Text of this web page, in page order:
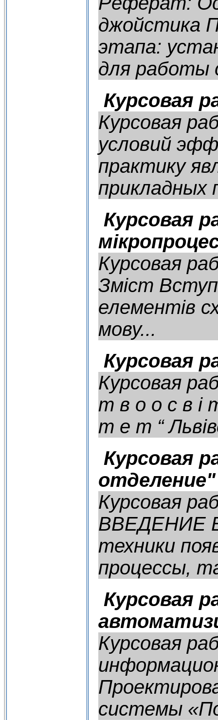
джойстика
этапа:
для работы
Курсовая
Курсовая
условий
практику
прикладных
Курсовая
Курсовая
Зміст
елементів
мову...
Курсовая
Курсовая
т в о о с в і
т е т “
Курсовая
отделение"
Курсовая
ВВЕДЕНИЕ В
техники
процессы,
Курсовая
Курсовая
системы